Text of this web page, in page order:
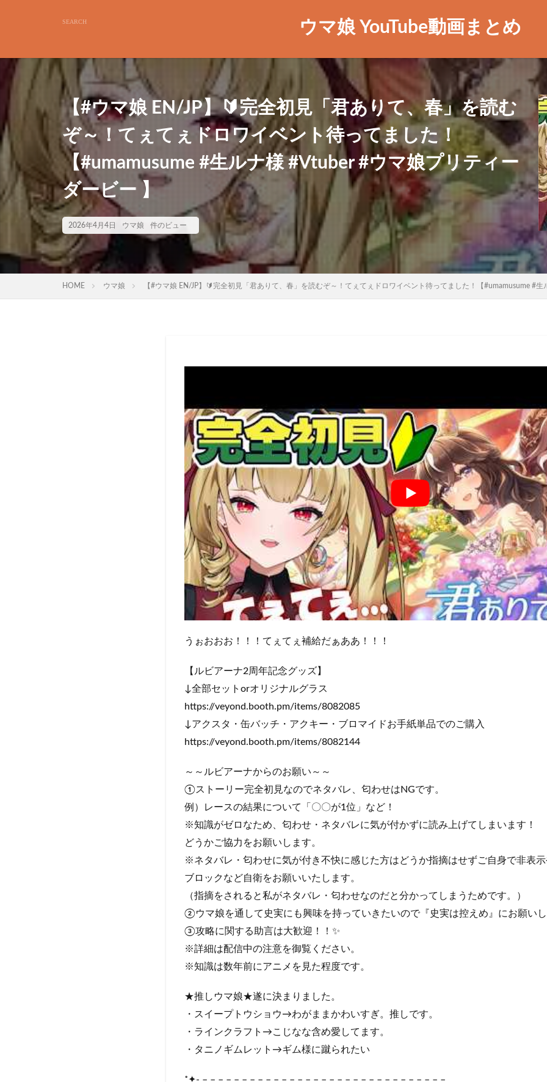
ウマ娘 YouTube動画まとめ
【#ウマ娘 EN/JP】🔰完全初見「君ありて、春」を読む
ぞ～！てぇてぇドロワイベント待ってました！
【#umamusume #生ルナ様 #Vtuber #ウマ娘プリティー
ダービー 】
2026年4月4日 ウマ娘 件のビュー
HOME ウマ娘 【#ウマ娘 EN/JP】🔰完全初見「君ありて、春」を読むぞ～！てぇてぇドロワイベント待ってました！【#umamusume #生
うぉおおお！！！てぇてぇ補給だぁああ！！！
【ルビアーナ2周年記念グッズ】
↓全部セットorオリジナルグラス
https://veyond.booth.pm/items/8082085
↓アクスタ・缶バッチ・アクキー・ブロマイドお手紙単品でのご購入
https://veyond.booth.pm/items/8082144
～～ルビアーナからのお願い～～
①ストーリー完全初見なのでネタバレ、匂わせはNGです。
例）レースの結果について「〇〇が1位」など！
※知識がゼロなため、匂わせ・ネタバレに気が付かずに読み上げてしまいます！
どうかご協力をお願いします。
※ネタバレ・匂わせに気が付き不快に感じた方はどうか指摘はせずご自身で非表
ブロックなど自衛をお願いいたします。
（指摘をされると私がネタバレ・匂わせなのだと分かってしまうためです。）
②ウマ娘を通して史実にも興味を持っていきたいので『史実は控えめ』にお願いし
③攻略に関する助言は大歓迎！！✨
※詳細は配信中の注意を御覧ください。
※知識は数年前にアニメを見た程度です。
★推しウマ娘★遂に決まりました。
・スイープトウショウ→わがままかわいすぎ。推しです。
・ラインクラフト→こじなな含め愛してます。
・タニノギムレット→ギム様に蹴られたい
˚✦- – – – – – – – – – – – – – – – – – – – – – – – – – – – – – – –